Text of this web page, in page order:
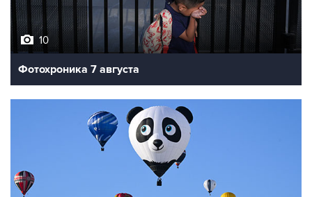
10
Фотохроника 7 августа